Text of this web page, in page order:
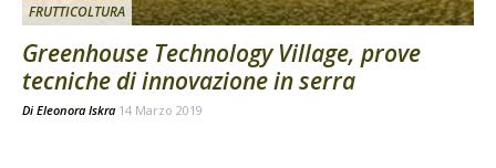
FRUTTICOLTURA
Greenhouse Technology Village, prove
tecniche di innovazione in serra
Di Eleonora Iskra 14 Marzo 2019